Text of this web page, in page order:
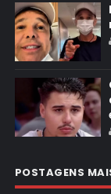
POSTAGENS